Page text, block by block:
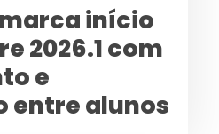
início
2026.1 com
e
entre alunos